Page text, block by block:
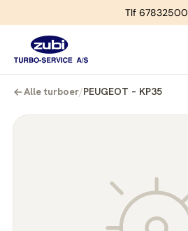
Tlf 67832500
Alle turboer/PEUGEOT – KP35